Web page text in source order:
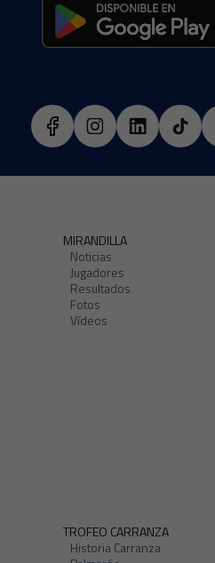
MIRANDILLA
Noticias
Jugadores
Resultados
Fotos
Vídeos
TROFEO CARRANZA
Historia Carranza